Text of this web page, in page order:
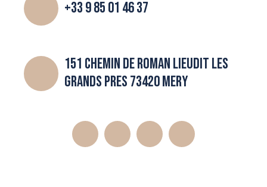
+33 9 85 01 46 37
151 CHEMIN DE ROMAN LIEUDIT LES
GRANDS PRES 73420 MERY